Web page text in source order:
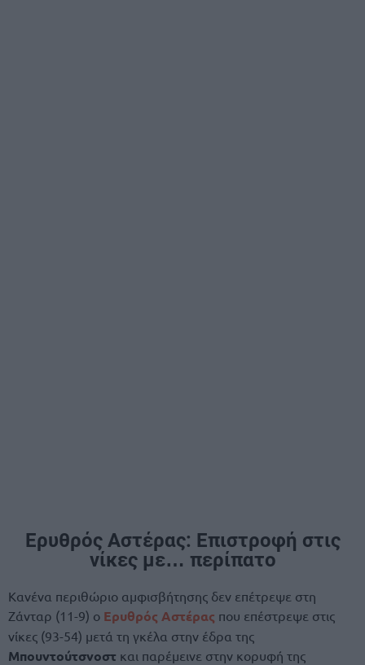
Ερυθρός Αστέρας: Επιστροφή στις
νίκες με… περίπατο
Κανένα περιθώριο αμφισβήτησης δεν επέτρεψε στη
Ζάνταρ (11-9) ο Ερυθρός Αστέρας που επέστρεψε στις
νίκες (93-54) μετά τη γκέλα στην έδρα της
Μπουντούτσνοστ και παρέμεινε στην κορυφή της